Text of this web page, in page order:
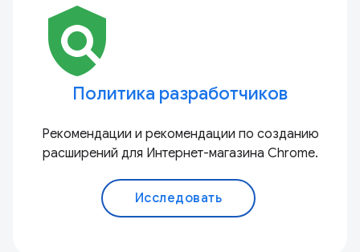
policy
Политика разработчиков
Рекомендации и рекомендации по созданию
расширений для Интернет-магазина Chrome.
Исследовать